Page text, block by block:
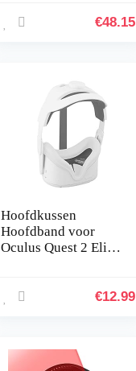
€48.15
Hoofdkussen
Hoofdband voor
Oculus Quest 2 Elite
Zweetbestendige€12.99